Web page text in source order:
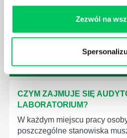
Zezwól na
będą zobowiązane
wprowadzenie dąży do
CZYM ZAJMUJE SIĘ
LABORATORIUM?
W każdym miejscu pracy
poszczególne stanowiska